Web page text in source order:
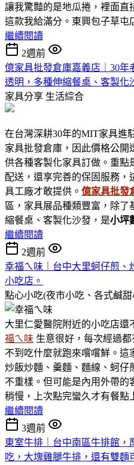
讓我驚豔的是地瓜捲，裡面直
這款我給滿分。東興包子草屯
繼續閱讀
2週前
億家具批發倉庫嘉義店｜30
透明，多種伸縮餐桌、客製化
家具分享 生活綜合
在台灣深耕30年的MIT家具進
家具批發倉庫，因此價格公開
供各種客製化家具訂做。重點
配送，還享完善的保固服務，
具工廠才敢提供。 億家具批發
區，家具展品種類豐富，除了
縮餐桌、客製化沙發，是小坪
繼續閱讀
2週前
幸福ㄟ味｜台中大里蚵仔煎、
小吃店。
點心小吃(夜市小吃、各式鹹
大里仁愛醫院附近的小吃店還
福ㄟ味 生意很好，每次經過
不到吃什麼就跑來嚐嚐鮮。
炒飯炒麵、羹麵、麵線、蚵仔
不重樣。但可能是內用外帶
稍慢，上次點完蠻久才有餐點
繼續閱讀
3週前
東室牛排｜台中南區牛排館
吃，大塊雞腿牛排，還有雙麵